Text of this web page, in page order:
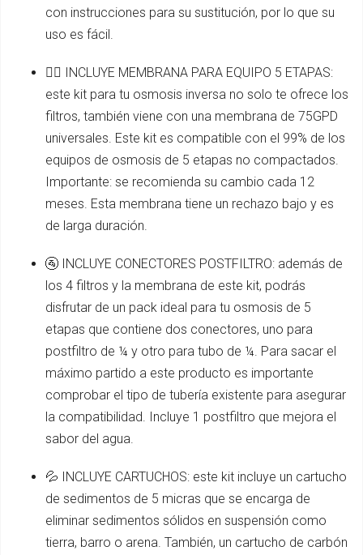
con instrucciones para su sustitución, por lo que su
uso es fácil.
👌🏼 INCLUYE MEMBRANA PARA EQUIPO 5 ETAPAS:
este kit para tu osmosis inversa no solo te ofrece los
filtros, también viene con una membrana de 75GPD
universales. Este kit es compatible con el 99% de los
equipos de osmosis de 5 etapas no compactados.
Importante: se recomienda su cambio cada 12
meses. Esta membrana tiene un rechazo bajo y es
de larga duración.
🚰 INCLUYE CONECTORES POSTFILTRO: además de
los 4 filtros y la membrana de este kit, podrás
disfrutar de un pack ideal para tu osmosis de 5
etapas que contiene dos conectores, uno para
postfiltro de ¼ y otro para tubo de ¼. Para sacar el
máximo partido a este producto es importante
comprobar el tipo de tubería existente para asegurar
la compatibilidad. Incluye 1 postfiltro que mejora el
sabor del agua.
💦 INCLUYE CARTUCHOS: este kit incluye un cartucho
de sedimentos de 5 micras que se encarga de
eliminar sedimentos sólidos en suspensión como
tierra, barro o arena. También, un cartucho de carbón